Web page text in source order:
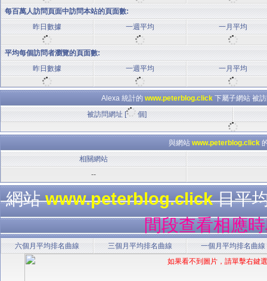
每百萬人訪問頁面中訪問本站的頁面數:
昨日數據
一週平均 一月平均
平均每個訪問者瀏覽的頁面數:
昨日數據
一週平均 一月平均
Alexa 統計的 www.peterblog.click 下屬子網站 被
被訪問網址 [
個]
與網站 www.peterblog.click
相關網站
--
網站www.peterblog.click日平
間段查看相應
六個月平均排名曲線 三個月平均排名曲線 一個月平均排名曲線